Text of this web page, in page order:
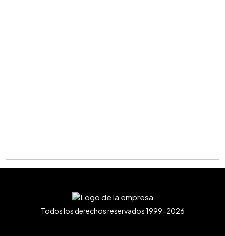
Todos los derechos reservados 1999-2026